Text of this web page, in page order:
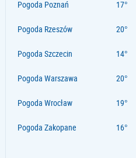
Pogoda Poznań
Pogoda Rzeszów
Pogoda Szczecin
Pogoda Warszawa
Pogoda Wrocław
Pogoda Zakopane